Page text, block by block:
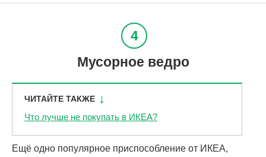
Мусорное ведро
ЧИТАЙТЕ ТАКЖЕ
Что лучше не покупать в ИКЕА?
Ещё одно популярное приспособление от ИКЕА,